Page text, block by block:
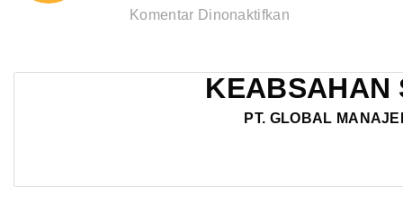
Komentar Dinonaktifkan
RIFASS
KEABSAHAN
PT. GLOBAL